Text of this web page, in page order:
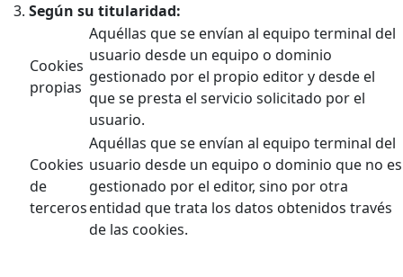
Según su titularidad:
Cookies
propias
Aquéllas que se envían al equipo terminal del
usuario desde un equipo o dominio
gestionado por el propio editor y desde el
que se presta el servicio solicitado por el
usuario.
Cookies
de
terceros
Aquéllas que se envían al equipo terminal del
usuario desde un equipo o dominio que no es
gestionado por el editor, sino por otra
entidad que trata los datos obtenidos través
de las cookies.